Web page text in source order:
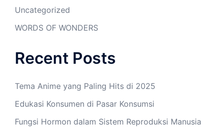
Uncategorized
WORDS OF WONDERS
Recent Posts
Tema Anime yang Paling Hits di 2025
Edukasi Konsumen di Pasar Konsumsi
Fungsi Hormon dalam Sistem Reproduksi Manusia